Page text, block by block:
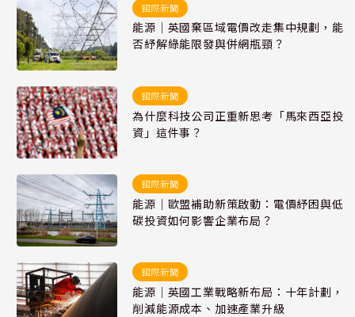
國際新聞
能源｜英國棄區域電價改走集中規劃，能
否紓解綠能限發與併網瓶頸？
國際新聞
為什麼科技公司正重新思考「馬來西亞投
資」這件事？
國際新聞
能源｜歐盟補助新策啟動：電價紓困與低
碳投資如何影響企業布局？
國際新聞
能源｜英國工業戰略新布局：十年計劃，
削減能源成本、加速產業升級